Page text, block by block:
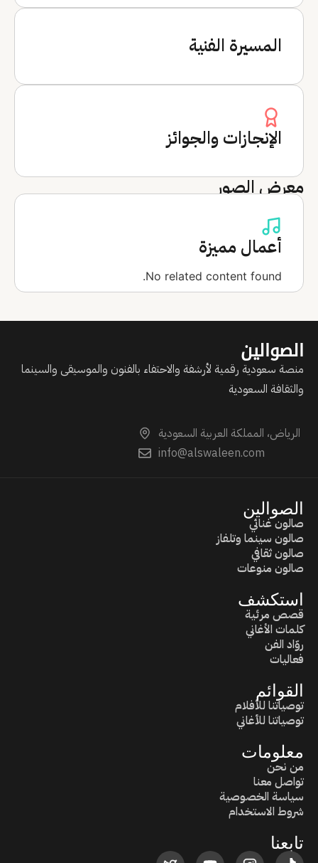
المسيرة الفنية
الإنجازات والجوائز
معرض الصور
أعمال مميزة
No related content found.
الصوالين
منصة سعودية رقمية لأرشفة والاحتفاء بالفنون والموسيقى والسينما
والثقافة السعودية
الرياض، المملكة العربية السعودية
info@alswaleen.com
الصوالين
صالون غنائي
صالون سينما وتلفاز
صالون ثقافي
صالون منوعات
استكشف
قصص مرئية
كلمات الأغاني
روّاد الفن
فعاليات
القوائم
توصياتنا للأفلام
توصياتنا للأغاني
معلومات
من نحن
تواصل معنا
سياسة الخصوصية
شروط الاستخدام
تابعنا